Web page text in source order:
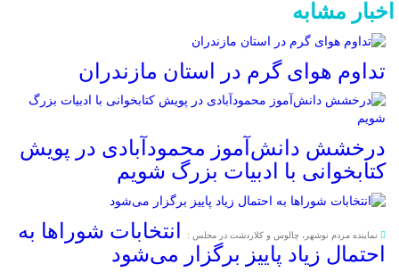
اخبار مشابه
تداوم هوای گرم در استان مازندران
درخشش دانش‌آموز محمودآبادی در پویش
کتابخوانی با ادبیات بزرگ شویم
نماینده مردم نوشهر، چالوس و کلاردشت در مجلس :
انتخابات شوراها به
احتمال زیاد پاییز برگزار می‌شود